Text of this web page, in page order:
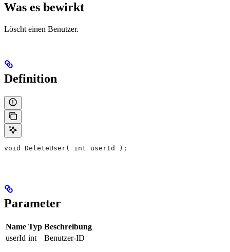
Was es bewirkt
Löscht einen Benutzer.
Definition
void DeleteUser( int userId );
Parameter
Name Typ Beschreibung
userId int Benutzer-ID